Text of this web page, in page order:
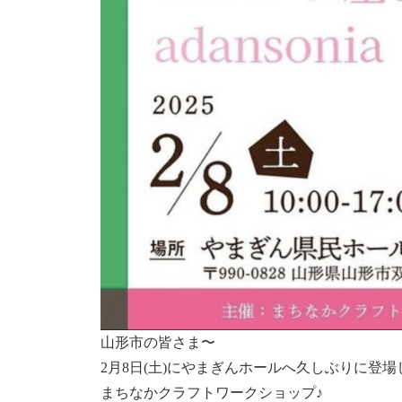
山形市の皆さま〜
2月8日(土)にやまぎんホールへ久しぶりに登場
まちなかクラフトワークショップ♪